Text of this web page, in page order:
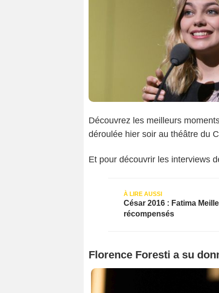
Découvrez les meilleurs
déroulée hier soir au théâtre du
Et pour découvrir les interviews
César 2016 : Fatima
récompensés
Florence Foresti a su